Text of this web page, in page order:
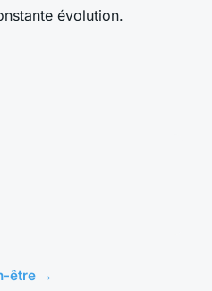
évolution.
être →